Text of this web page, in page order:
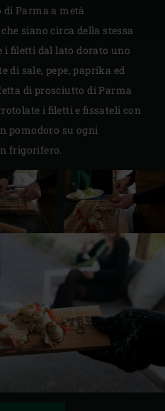
Parma a metà
siano circa della stessa
i filetti dal lato dorato uno
di sale, pepe, paprika ed
di prosciutto di Parma
i filetti e fissateli con
pomodoro su ogni
frigorifero.